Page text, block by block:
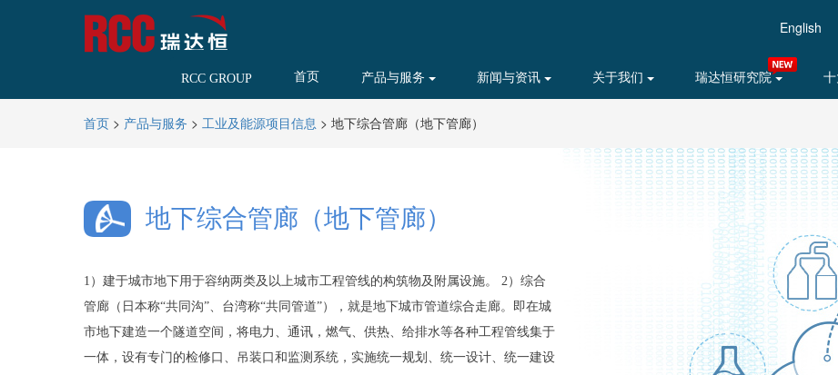
English
RCC GROUP 首页 产品与服务 新闻与资讯 关于我们 瑞达恒研究院
首页 > 产品与服务 > 工业及能源项目信息 > 地下综合管廊（地下管廊）
地下综合管廊（地下管廊）
1）建于城市地下用于容纳两类及以上城市工程管线的构筑物及附属设施。 2）综合
管廊（日本称“共同沟”、台湾称“共同管道”），就是地下城市管道综合走廊。即在城
市地下建造一个隧道空间，将电力、通讯，燃气、供热、给排水等各种工程管线集于
一体，设有专门的检修口、吊装口和监测系统，实施统一规划、统一设计、统一建设